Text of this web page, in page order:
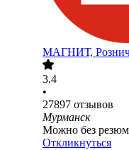
МАГНИТ,
3.4
•
27897 отзывов
Мурманск
Можно без
Откликнуться